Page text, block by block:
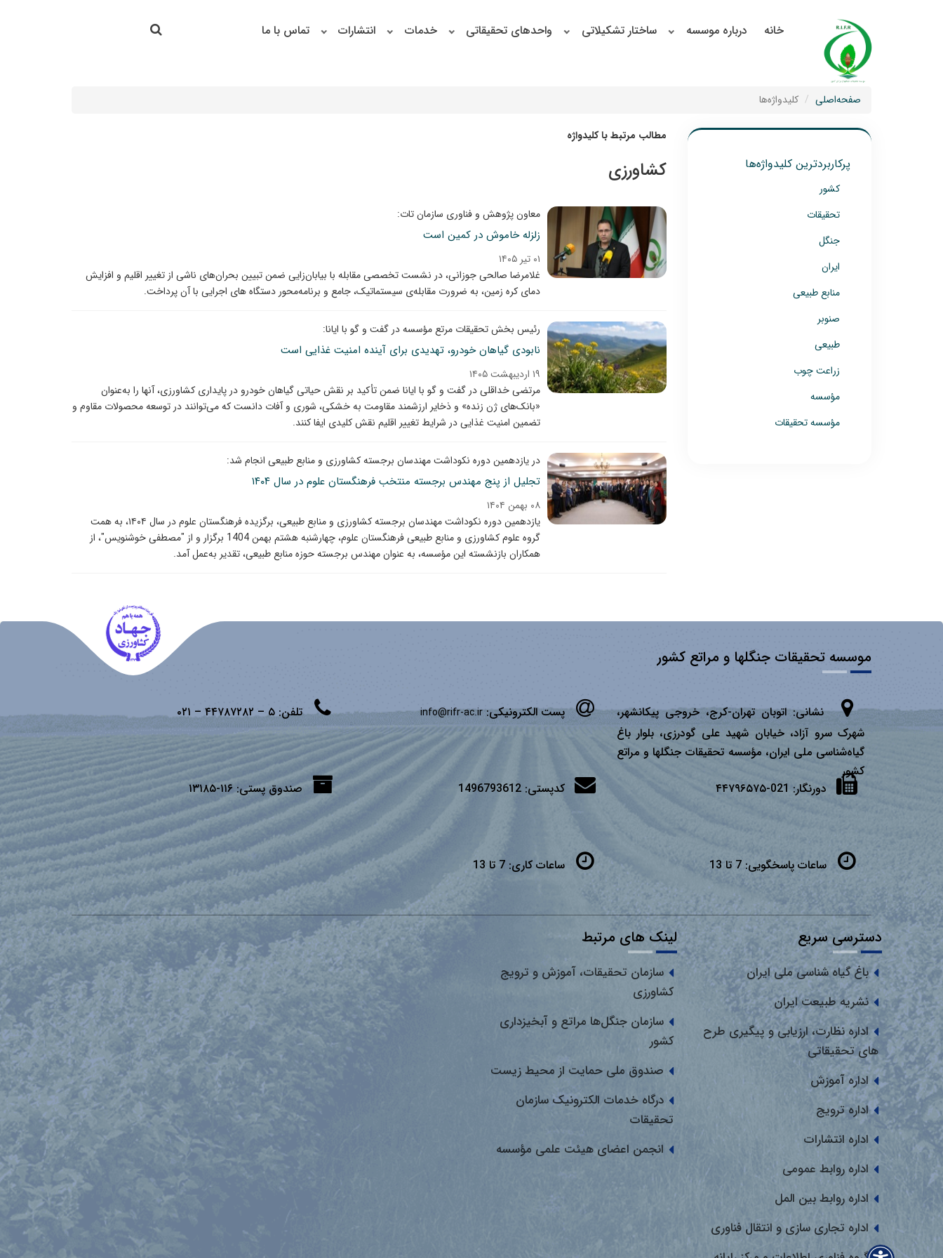
خانه درباره موسسه ساختار تشکیلاتی واحدهای تحقیقاتی خدمات انتشارات تماس با ما جستجو
صفحه‌اصلی کلیدواژه‌ها
مطالب مرتبط با کلیدواژه
کشاورزی
معاون پژوهش و فناوری سازمان تات:
زلزله خاموش در کمین است
۰۱ تیر ۱۴۰۵
غلامرضا صالحی جوزانی، در نشست تخصصی مقابله با بیابان‌زایی ضمن تبیین بحران‌های ناشی از تغییر اقلیم و افزایش
دمای کره زمین، به ضرورت مقابله‌ی سیستماتیک، جامع و برنامه‌محور دستگاه های اجرایی با آن پرداخت.
رئیس بخش تحقیقات مرتع مؤسسه در گفت و گو با ایانا:
نابودی گیاهان خودرو، تهدیدی برای آینده امنیت غذایی است
۱۹ اردیبهشت ۱۴۰۵
مرتضی خداقلی در گفت و گو با ایانا ضمن تأکید بر نقش حیاتی گیاهان خودرو در پایداری کشاورزی، آنها را به‌عنوان
«بانک‌های ژن زنده» و ذخایر ارزشمند مقاومت به خشکی، شوری و آفات دانست که می‌توانند در توسعه محصولات مقاوم و
تضمین امنیت غذایی در شرایط تغییر اقلیم نقش کلیدی ایفا کنند.
در یازدهمین دوره نکوداشت مهندسان برجسته کشاورزی و منابع طبیعی انجام شد:
تجلیل از پنج مهندس برجسته منتخب فرهنگستان علوم در سال ۱۴۰۴
۰۸ بهمن ۱۴۰۴
یازدهمین دوره نکوداشت مهندسان برجسته کشاورزی و منابع طبیعی، برگزیده فرهنگستان علوم در سال ۱۴۰۴، به همت
گروه علوم کشاورزی و منابع طبیعی فرهنگستان علوم، چهارشنبه هشتم بهمن 1404 برگزار و از "مصطفی خوشنویس"، از
همکاران بازنشسته این مؤسسه، به عنوان مهندس برجسته حوزه منابع طبیعی، تقدیر به‌عمل آمد.
پرکاربردترین کلیدواژه‌ها
کشور
تحقیقات
جنگل
ایران
منابع طبیعی
صنوبر
طبیعی
زراعت چوب
مؤسسه
مؤسسه تحقیقات
موسسه تحقیقات جنگلها و مراتع کشور
نشانی:اتوبان تهران­-كرج، خروجی پیكانشهر،
شهرک سرو آزاد، خیابان شهید علی گودرزی، بلوار باغ
گیاه‌شناسی ملی ایران، مؤسسه تحقیقات جنگلها و مراتع
كشور
پست الکترونیکی:info@rifr-ac.ir تلفن:۵ – ۴۴۷۸۷۲۸۲ – ۰۲۱
دورنگار: 021-۴۴۷۹۶۵۷۵ کدپستی:1496793612 صندوق پستی:۱۱۶-۱۳۱۸۵
ساعات پاسخگویی: 7 تا 13 ساعات کاری:7 تا 13
دسترسی سریع
باغ گیاه شناسی ملی ایران
نشریه طبیعت ایران
اداره نظارت، ارزیابی و پیگیری طرح
های تحقیقاتی
اداره آموزش
اداره ترویج
اداره انتشارات
اداره روابط عمومی
اداره روابط بین المل
اداره تجاری سازی و انتقال فناوری
لینک های مرتبط
سازمان تحقیقات، آموزش و ترویج
کشاورزی
سازمان جنگل‌ها مراتع و آبخیزداری
کشور
صندوق ملی حمایت از محیط زیست
درگاه خدمات الکترونیک سازمان
تحقیقات
انجمن اعضای هیئت علمی مؤسسه